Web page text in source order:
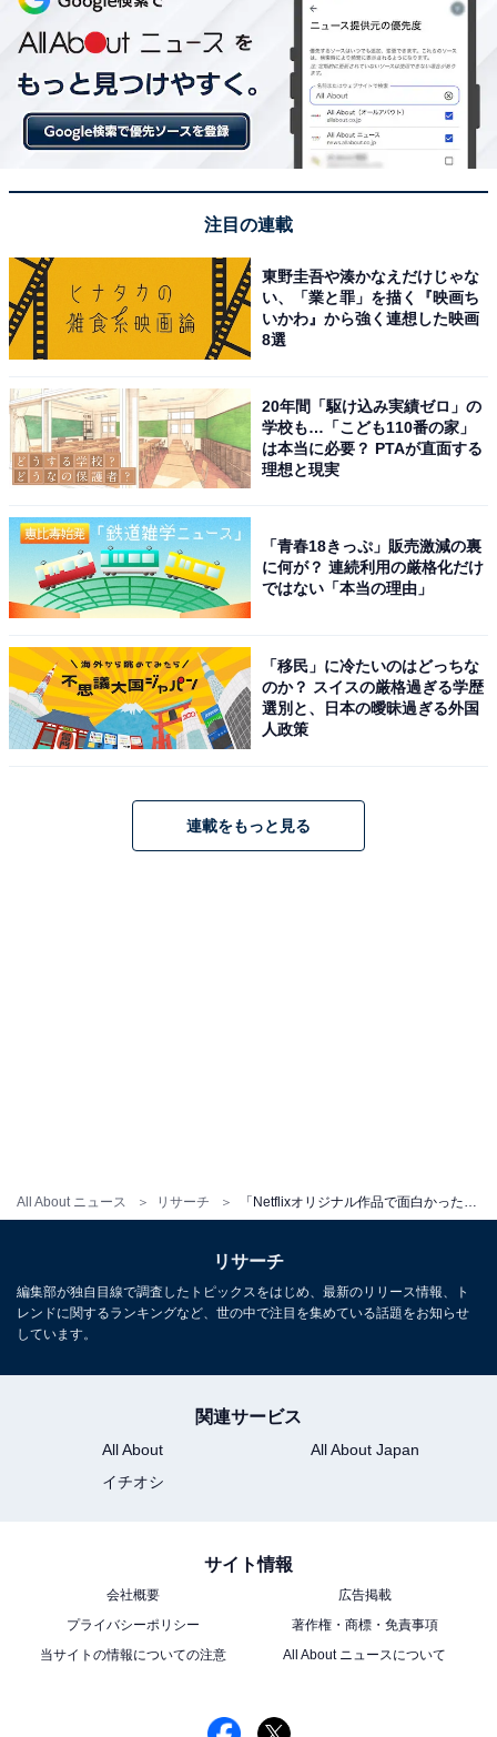
All About ニュース リサーチ
「ただのデスゲームから、ゲームを開催している側の秘
密に迫る物語になっていったのが面白かった」（神奈川
県／20代女性）
「非現実的で残酷なところが面白かった」（東京都／20
代男性）
ー展開も良い」（京都府／50代女性）
※回答者コメントは原文ママです
この記事の筆者：長谷川 優人
1990年生まれ。30代突入と同時期に未経験でライター業
をもち個人的にイベントへ参加している。現在の所有車
はスズキ ワゴンR（MH95S）。各地のアニメ作品の舞台
となった場所を聖地巡礼すべくドライブに出かける。
次ページ
7位までの全ランキング結果を見
る
抑えた1位は？
1 2
注目の連載
東野圭吾や湊かなえだけじゃな
い、「業と罪」を描く『映画ち
いかわ』から強く連想した映画
8選
20年間「駆け込み実績ゼロ」の
学校も…「こども110番の家」
は本当に必要？ PTAが直面する
理想と現実
「青春18きっぷ」販売激減の裏
に何が？ 連続利用の厳格化だけ
ではない「本当の理由」
「移民」に冷たいのはどっちな
のか？ スイスの厳格過ぎる学歴
選別と、日本の曖昧過ぎる外国
人政策
連載をもっと見る
リサーチ
編集部が独自目線で調査したトピックスをはじめ、最新のリリース情報、ト
レンドに関するランキングなど、世の中で注目を集めている話題をお知らせ
しています。
関連サービス
All About
All About Japan
イチオシ
サイト情報
会社概要
広告掲載
プライバシーポリシー
著作権・商標・免責事項
当サイトの情報についての注意
All About ニュースについて